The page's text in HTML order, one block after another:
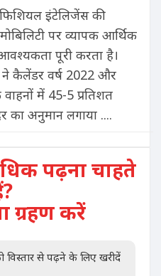
इंटेलिजेंस की
पर व्यापक आर्थिक
पूरी करता है।
ने कैलेंडर वर्ष 2022 और
में 45-5 प्रतिशत
का अनुमान लगाया ....
पढ़ना चाहते
ग्रहण करें
विस्तार से पढ़ने के लिए खरीदें